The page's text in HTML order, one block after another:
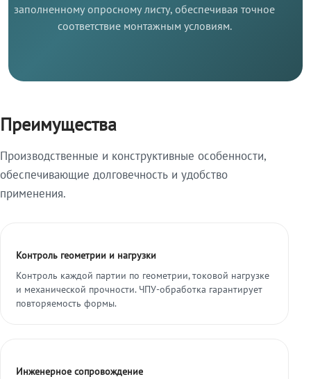
заполненному опросному листу, обеспечивая точное
соответствие монтажным условиям.
Преимущества
Производственные и конструктивные особенности,
обеспечивающие долговечность и удобство
применения.
Контроль геометрии и нагрузки
Контроль каждой партии по геометрии, токовой нагрузке
и механической прочности. ЧПУ-обработка гарантирует
повторяемость формы.
Инженерное сопровождение